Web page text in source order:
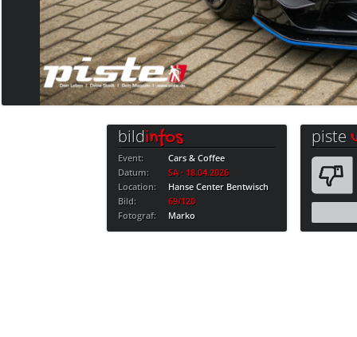
bildinfos
Event:
Cars & Coffee
Datum:
SA · 18.04.2026
Location:
Hanse Center Bentwisch
Bild:
69/120
Fotograf:
Marko
piste